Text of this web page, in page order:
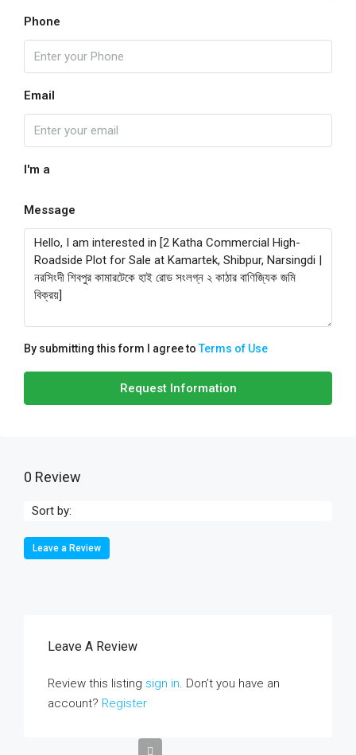
Phone
Email
I'm a
Message
By submitting this form I agree toTerms of Use
Request Information
0 Review
Sort by:
Leave a Review
Leave A Review
Review this listing sign in. Don’t you have an
account? Register